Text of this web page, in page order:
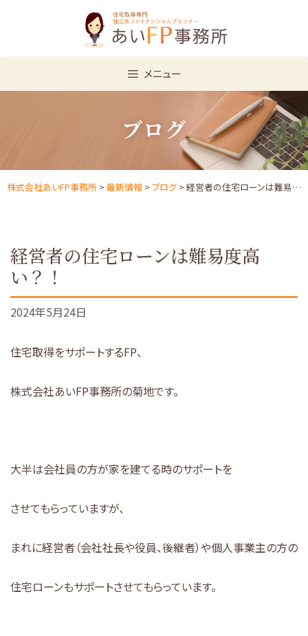
メニュー
ブログ
株式会社あいFP事務所 > 最新情報 > ブログ > 経営者の住宅ローンは難易度高い？！
経営者の住宅ローンは難易度高
い？！
2024年5月24日
住宅取得をサポートするFP、
株式会社あいFP事務所の菊地です。
大半は会社員の方が家を建てる時のサポートを
させてもらっていますが、
まれに経営者（会社社長や役員、後継者）や個人事業主の方の
住宅ローンもサポートさせてもらっています。